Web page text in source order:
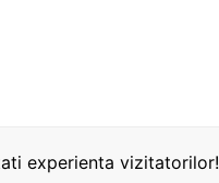
experienta vizitatorilor!